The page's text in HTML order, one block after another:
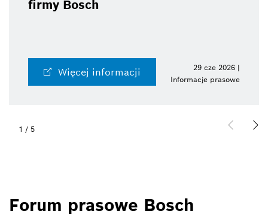
firmy Bosch
Więcej informacji
29 cze 2026 |
Informacje prasowe
1 / 5
Forum prasowe Bosch